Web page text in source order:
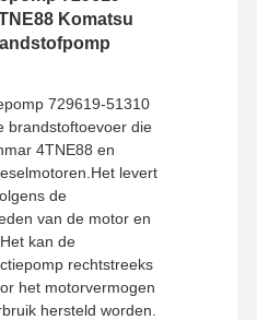
Komatsu
729619-51310
brandstoftoevoer die
4TNE88 en
levert
de
van de motor en
kan de
rechtstreeks
het motorvermogen
hersteld worden.